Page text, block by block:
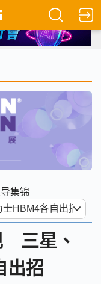
集锦
三星、
出招